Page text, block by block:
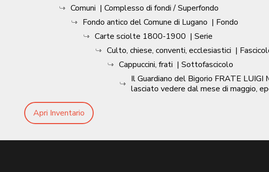
Comuni | Complesso di fondi / Superfondo
Fondo antico del Comune di Lugano | Fondo
Carte sciolte 1800-1900 | Serie
Culto, chiese, conventi, ecclesiastici |
Cappuccini, frati | Sottofascicolo
Il Guardiano del Bigorio FRATE LUIGI
lasciato vedere dal mese di maggio,
Apri Inventario